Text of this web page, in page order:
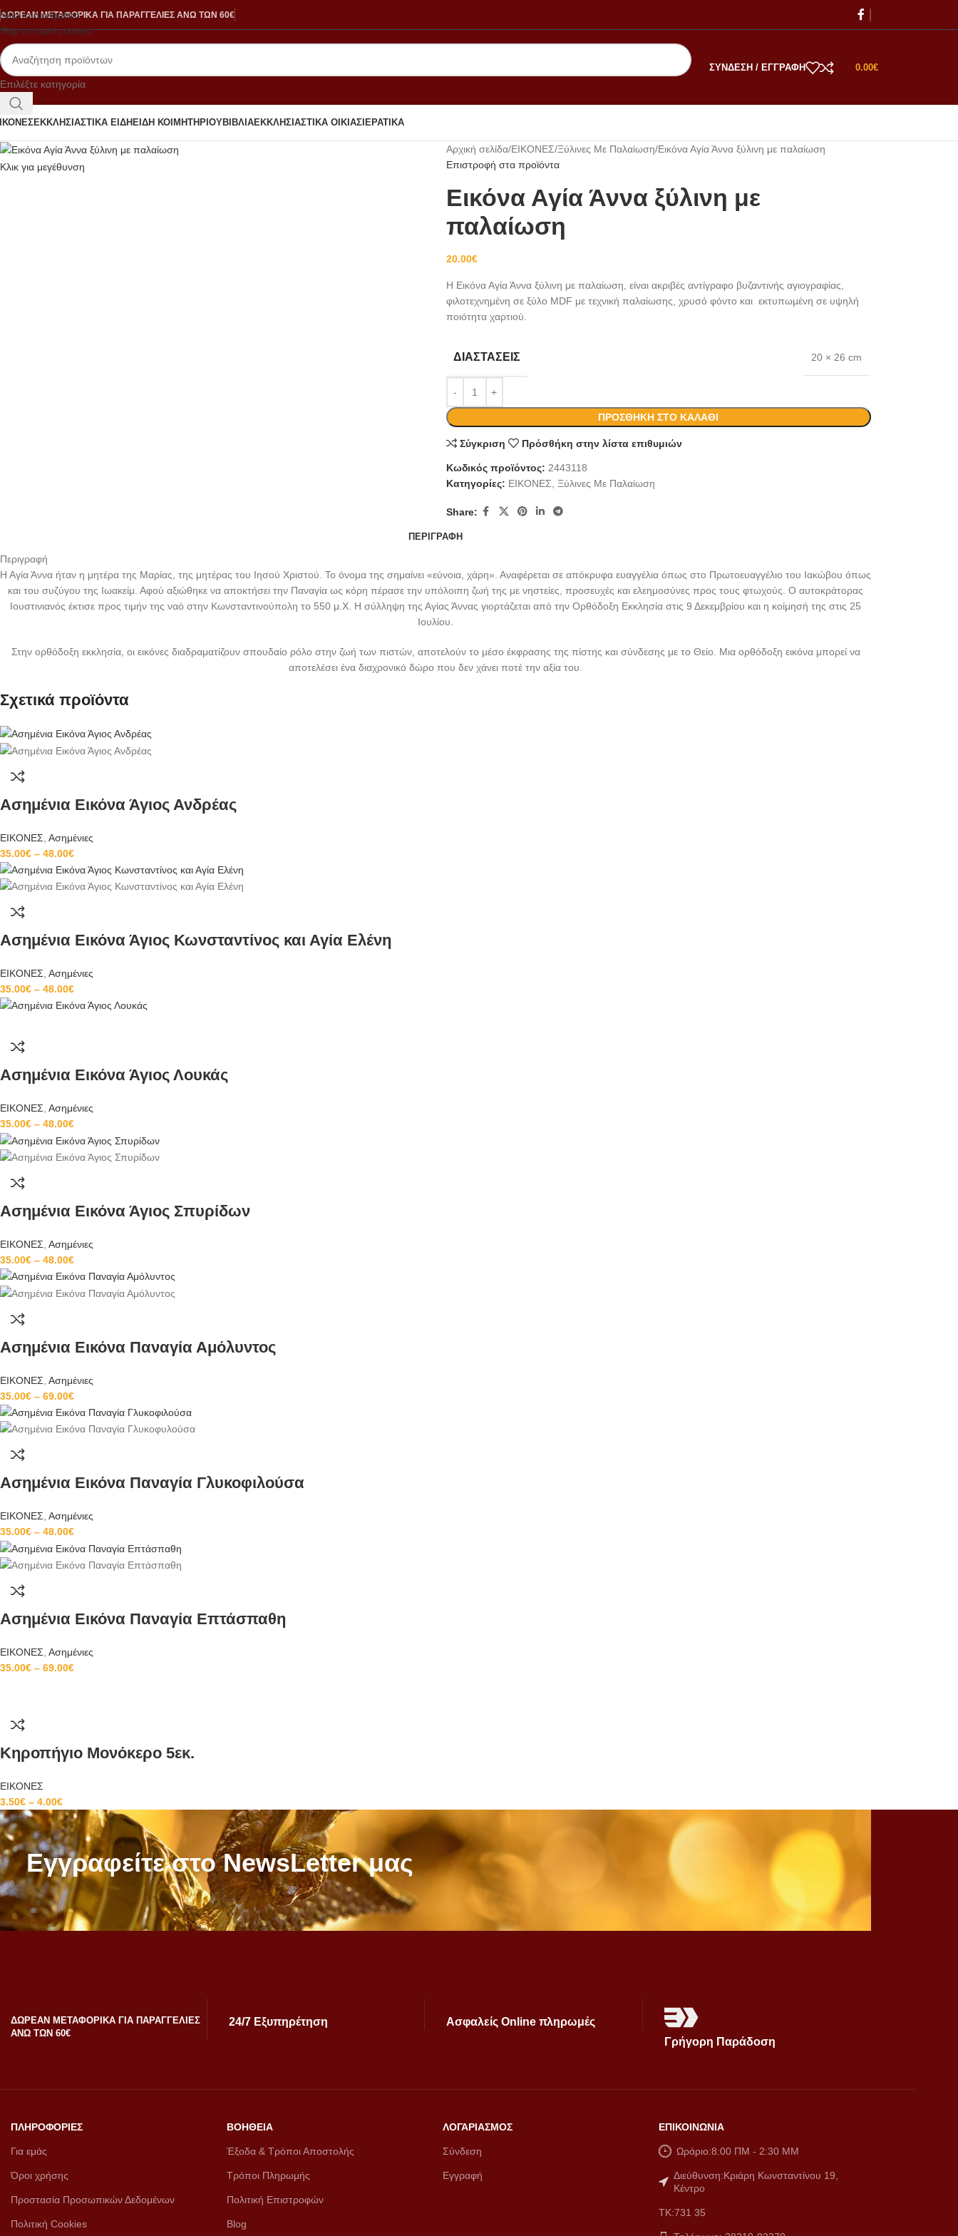
Skip to navigation
Skip to main content
ΔΩΡΕΑΝ ΜΕΤΑΦΟΡΙΚΑ ΓΙΑ ΠΑΡΑΓΓΕΛΙΕΣ ΑΝΩ ΤΩΝ 60€
Επιλέξτε κατηγορία
ΣΎΝΔΕΣΗ / ΕΓΓΡΑΦΉ 0.00€
ΕΚΚΛΗΣΙΑΣΤΙΚΑ ΕΙΔΗ ΕΙΔΗ ΚΟΙΜΗΤΗΡΙΟΥΒΙΒΛΙΑΕΚΚΛΗΣΙΑΣΤΙΚΑ ΟΙΚΙΑΣ ΙΕΡΑΤΙΚΑ
Κλικ για μεγέθυνση
Αρχική σελίδα ΕΙΚΟΝΕΣ Ξύλινες Με Παλαίωση Εικόνα Αγία Άννα ξύλινη με παλαίωση
Επιστροφή στα προϊόντα
Εικόνα Αγία Άννα ξύλινη με
παλαίωση
20.00€
Η Εικόνα Αγία Άννα ξύλινη με παλαίωση, είναι ακριβές αντίγραφο βυζαντινής αγιογραφίας,
φιλοτεχνημένη σε ξύλο MDF με τεχνική παλαίωσης, χρυσό φόντο και εκτυπωμένη σε υψηλή
ποιότητα χαρτιού.
ΔΙΑΣΤΆΣΕΙΣ 20 × 26 cm
ΠΡΟΣΘΉΚΗ ΣΤΟ ΚΑΛΆΘΙ
Σύγκριση Πρόσθήκη στην λίστα επιθυμιών
Κωδικός προϊόντος: 2443118
Κατηγορίες: ΕΙΚΟΝΕΣ Ξύλινες Με Παλαίωση
Share:
ΠΕΡΙΓΡΑΦΉ
Περιγραφή
Η Αγία Άννα ήταν η μητέρα της Μαρίας, της μητέρας του Ιησού Χριστού. Το όνομα της σημαίνει «εύνοια, χάρη». Αναφέρεται σε απόκρυφα ευαγγέλια όπως στο Πρωτοευαγγέλιο του Ιακώβου όπως
και του συζύγου της Ιωακείμ. Αφού αξιώθηκε να αποκτήσει την Παναγία ως κόρη πέρασε την υπόλοιπη ζωή της με νηστείες, προσευχές και ελεημοσύνες προς τους φτωχούς. Ο αυτοκράτορας
Ιουστινιανός έκτισε προς τιμήν της ναό στην Κωνσταντινούπολη το 550 μ.Χ. Η σύλληψη της Αγίας Άννας γιορτάζεται από την Ορθόδοξη Εκκλησία στις 9 Δεκεμβρίου και η κοίμησή της στις 25
Ιουλίου.
Στην ορθόδοξη εκκλησία, οι εικόνες διαδραματίζουν σπουδαίο ρόλο στην ζωή των πιστών, αποτελούν το μέσο έκφρασης της πίστης και σύνδεσης με το Θείο. Μια ορθόδοξη εικόνα μπορεί να
αποτελέσει ένα διαχρονικό δώρο που δεν χάνει ποτέ την αξία του.
Σχετικά προϊόντα
Ασημένια Εικόνα Άγιος Ανδρέας
ΕΙΚΟΝΕΣ Ασημένιες
35.00€ – 48.00€
Ασημένια Εικόνα Άγιος Κωνσταντίνος και Αγία Ελένη
ΕΙΚΟΝΕΣ Ασημένιες
35.00€ – 48.00€
Ασημένια Εικόνα Άγιος Λουκάς
ΕΙΚΟΝΕΣ, Ασημένιες
35.00€ – 48.00€
Ασημένια Εικόνα Άγιος Σπυρίδων
ΕΙΚΟΝΕΣ Ασημένιες
35.00€ – 48.00€
Ασημένια Εικόνα Παναγία Αμόλυντος
ΕΙΚΟΝΕΣ Ασημένιες
35.00€ – 69.00€
Ασημένια Εικόνα Παναγία Γλυκοφιλούσα
ΕΙΚΟΝΕΣ, Ασημένιες
35.00€ – 48.00€
Ασημένια Εικόνα Παναγία Επτάσπαθη
ΕΙΚΟΝΕΣ Ασημένιες
35.00€ – 69.00€
Κηροπήγιο Μονόκερο 5εκ.
ΕΙΚΟΝΕΣ
3.50€ – 4.00€
Εγγραφείτε στο NewsLetter μας
ΔΩΡΕΑΝ ΜΕΤΑΦΟΡΙΚΑ ΓΙΑ ΠΑΡΑΓΓΕΛΙΕΣ
ΑΝΩ ΤΩΝ 60€
24/7 Εξυπηρέτηση
Ασφαλείς Online πληρωμές
Γρήγορη Παράδοση
ΠΛΗΡΟΦΟΡΙΕΣ
Για εμάς
Όροι χρήσης
Προστασία Προσωπικών Δεδομένων
Πολιτική Cookies
ΒΟΗΘΕΙΑ
Έξοδα & Τρόποι Αποστολής
Τρόποι Πληρωμής
Πολιτική Επιστροφών
Blog
ΛΟΓΑΡΙΑΣΜΟΣ
Σύνδεση
Εγγραφή
ΕΠΙΚΟΙΝΩΝΙΑ
Ωράριο:8:00 ΠM - 2:30 MM
Διεύθυνση:Κριάρη Κωνσταντίνου 19,
Κέντρο
ΤΚ:731 35